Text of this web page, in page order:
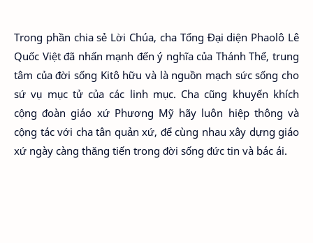
Trong phần chia sẻ Lời Chúa, cha Tổng Đại diện Phaolô Lê
Quốc Việt đã nhấn mạnh đến ý nghĩa của Thánh Thể, trung
tâm của đời sống Kitô hữu và là nguồn mạch sức sống cho
sứ vụ mục tử của các linh mục. Cha cũng khuyến khích
cộng đoàn giáo xứ Phương Mỹ hãy luôn hiệp thông và
cộng tác với cha tân quản xứ, để cùng nhau xây dựng giáo
xứ ngày càng thăng tiến trong đời sống đức tin và bác ái.